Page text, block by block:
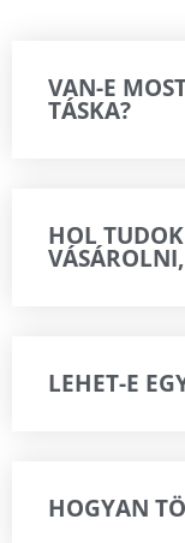
VAN-E
TÁSKA?
HOL
LEHET-E
HOGYAN